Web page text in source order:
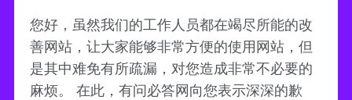
您好，虽然我们的工作人员都在竭尽所能的改
善网站，让大家能够非常方便的使用网站，但
是其中难免有所疏漏，对您造成非常不必要的
麻烦。 在此，有问必答网向您表示深深的歉